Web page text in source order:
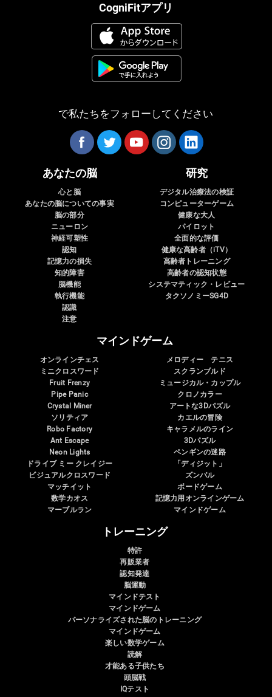
CogniFitアプリ
で私たちをフォローしてください
あなたの脳
心と脳
あなたの脳についての事実
脳の部分
ニューロン
神経可塑性
認知
記憶力の損失
知的障害
脳機能
執行機能
認識
注意
研究
デジタル治療法の検証
コンピューターゲーム
健康な大人
パイロット
全面的な評価
健康な高齢者（iTV）
高齢者トレーニング
高齢者の認知状態
システマティック・レビュー
タクソノミーSG4D
マインドゲーム
オンラインチェス
ミニクロスワード
Fruit Frenzy
Pipe Panic
Crystal Miner
ソリティア
Robo Factory
Ant Escape
Neon Lights
ドライブ ミー クレイジー
ビジュアルクロスワード
マッチイット
数学カオス
マーブルラン
メロディー テニス
スクランブルド
ミュージカル・カップル
クロノカラー
アートな3Dパズル
カエルの冒険
キャラメルのライン
3Dパズル
ペンギンの迷路
「ディジット」
ズンバル
ボードゲーム
記憶力用オンラインゲーム
マインドゲーム
トレーニング
特許
再販業者
認知発達
脳運動
マインドテスト
マインドゲーム
パーソナライズされた脳のトレーニング
マインドゲーム
楽しい数学ゲーム
読解
才能ある子供たち
頭脳戦
IQテスト